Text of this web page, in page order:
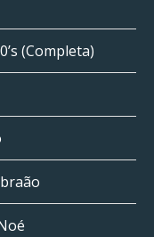
(Completa)